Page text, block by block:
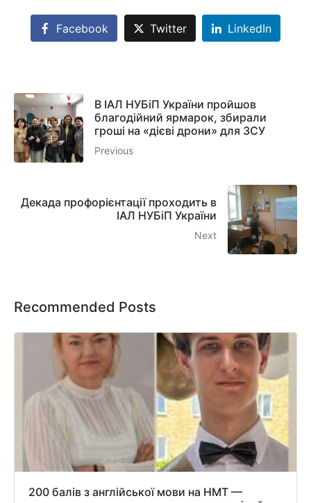
Facebook Twitter LinkedIn
В ІАЛ НУБіП України пройшов
благодійний ярмарок, збирали
гроші на «дієві дрони» для ЗСУ
Previous
Декада профорієнтації проходить в
ІАЛ НУБіП України
Next
Recommended Posts
200 балів з англійської мови на НМТ —